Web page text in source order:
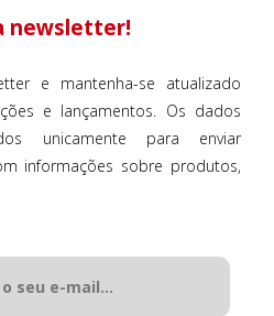
newsletter!
e mantenha-se atualizado
e lançamentos. Os dados
unicamente para enviar
informações sobre produtos,